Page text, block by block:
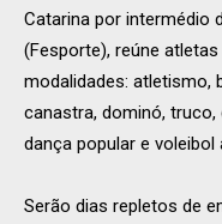
Catarina por intermédio
(Fesporte), reúne
modalidades: atletismo,
canastra, dominó,
dança popular e voleibol
Serão dias repletos de